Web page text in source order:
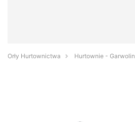
Orły Hurtownictwa Hurtownie - Garwolin